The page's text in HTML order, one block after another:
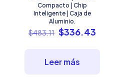
Compacto | Chip
Inteligente | Caja de
Aluminio.
$483.11 El
era:
$336.43
Leer más